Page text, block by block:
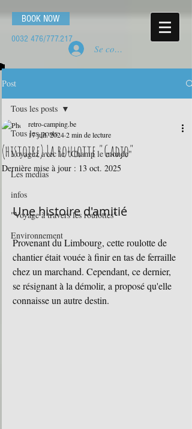
BOOK NOW
0032 476/777.217
Se connecter
Post
Tous les posts
Voyagez avec le "Champ le monde"
Les medias
infos
"Voyage à travers les roulottes"
Environnement
Tous les posts
(histoire) La roulotte "Gadjo"
retro-camping.be
17 juil. 20242 min de lecture
Dernière mise à jour : 13 oct. 2025
Une histoire d'amitié
Provenant du Limbourg, cette roulotte de
chantier était vouée à finir en tas de ferraille
chez un marchand. Cependant, ce dernier,
se résignant à la démolir, a proposé qu'elle
connaisse un autre destin.